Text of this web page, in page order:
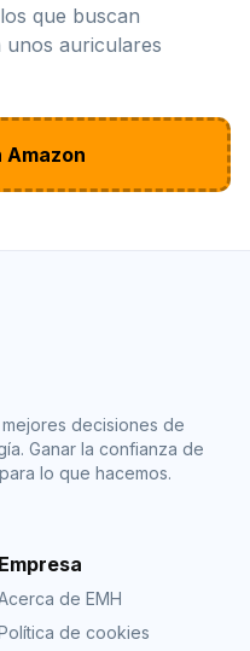
que buscan
unos auriculares
Amazon
decisiones de
Ganar la confianza de
lo que hacemos.
Empresa
de EMH
de cookies